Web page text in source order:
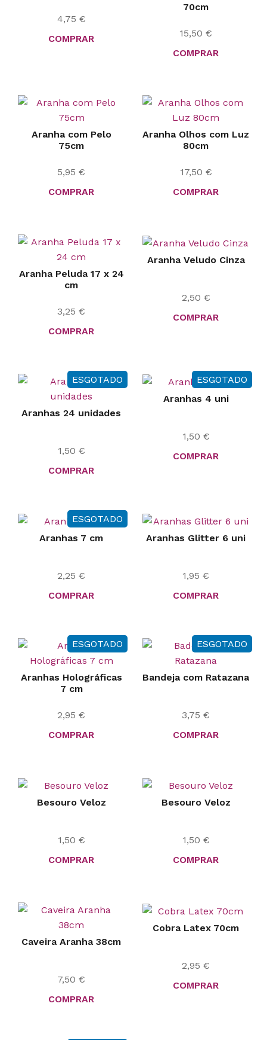
4,75 €
COMPRAR
70cm
15,50 €
COMPRAR
Aranha com Pelo
75cm
5,95 €
COMPRAR
Aranha Olhos com Luz
80cm
17,50 €
COMPRAR
Aranha Peluda 17 x 24
cm
3,25 €
COMPRAR
Aranha Veludo Cinza
2,50 €
COMPRAR
ESGOTADO
Aranhas 24 unidades
1,50 €
COMPRAR
ESGOTADO
Aranhas 4 uni
1,50 €
COMPRAR
ESGOTADO
Aranhas 7 cm
2,25 €
COMPRAR
Aranhas Glitter 6 uni
1,95 €
COMPRAR
ESGOTADO
Aranhas Holográficas
7 cm
2,95 €
COMPRAR
ESGOTADO
Bandeja com Ratazana
3,75 €
COMPRAR
Besouro Veloz
1,50 €
COMPRAR
Besouro Veloz
1,50 €
COMPRAR
Caveira Aranha 38cm
7,50 €
COMPRAR
Cobra Latex 70cm
2,95 €
COMPRAR